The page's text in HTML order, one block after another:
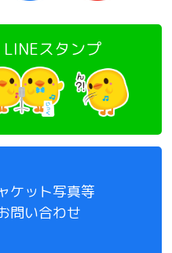
スタンプ
ケット写真等
問い合わせ